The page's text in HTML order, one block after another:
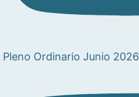
Pleno Ordinario Junio 2026